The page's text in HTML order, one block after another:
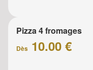
Pizza 4 fromages
Dès 10.00 €